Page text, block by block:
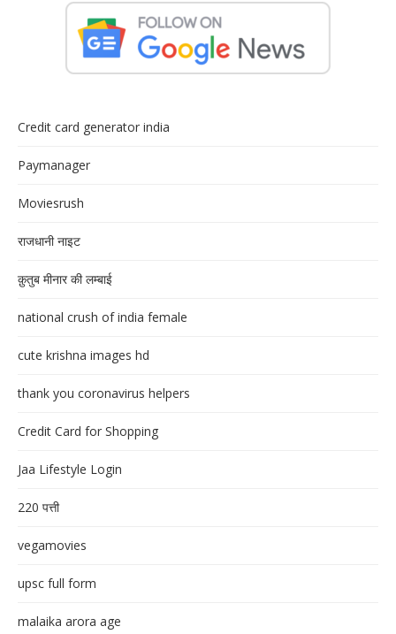
Credit card generator india
Paymanager
Moviesrush
राजधानी नाइट
क़ुतुब मीनार की लम्बाई
national crush of india female
cute krishna images hd
thank you coronavirus helpers
Credit Card for Shopping
Jaa Lifestyle Login
220 पत्ती
vegamovies
upsc full form
malaika arora age